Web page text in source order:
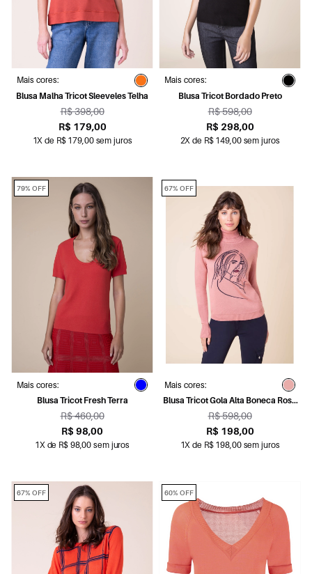
Mais cores:
Blusa Malha Tricot Sleeveles Telha
R$ 398,00
R$ 179,00
1X de R$ 179,00 sem juros
Mais cores:
Blusa Tricot Bordado Preto
R$ 598,00
R$ 298,00
2X de R$ 149,00 sem juros
Mais cores:
Blusa Tricot Fresh Terra
R$ 460,00
R$ 98,00
1X de R$ 98,00 sem juros
79% OFF
Mais cores:
Blusa Tricot Gola Alta Boneca Rosa
Velho
R$ 598,00
R$ 198,00
1X de R$ 198,00 sem juros
67% OFF
67% OFF 60% OFF